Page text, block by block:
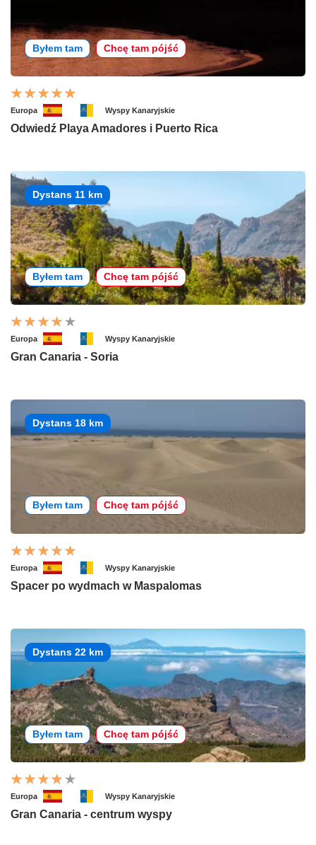
Byłem tam Chcę tam pójść
Europa Wyspy Kanaryjskie
Odwiedź Playa Amadores i Puerto Rica
Dystans 11 km
Byłem tam Chcę tam pójść
Europa Wyspy Kanaryjskie
Gran Canaria - Soria
Dystans 18 km
Byłem tam Chcę tam pójść
Europa Wyspy Kanaryjskie
Spacer po wydmach w Maspalomas
Dystans 22 km
Byłem tam Chcę tam pójść
Europa Wyspy Kanaryjskie
Gran Canaria - centrum wyspy